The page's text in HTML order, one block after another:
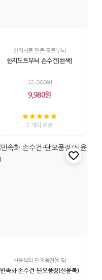
한지사로 만든 도트무늬
한지도트무늬 손수건[흰색]
12,000원
9,980원
2 개의 리뷰
신윤복의 단오풍정을 담
민속화 손수건-단오풍정(신윤복)